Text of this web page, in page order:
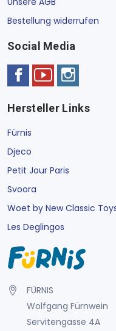
Bestellung widerrufen
Social Media
Hersteller Links
Fürnis
Djeco
Petit Jour Paris
Svoora
Woet by New Classic
Les Deglingos
FÜRNIS
Wolfgang Fürnwein
Servitengasse 4A